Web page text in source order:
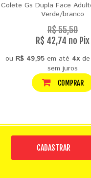
Colete Gs Dupla Face
Verde/branco
R$ 55,50
R$ 42,74 no Pix
ou R$ 49,95 em até 4xde
sem juros
COMPRAR
CADASTRAR